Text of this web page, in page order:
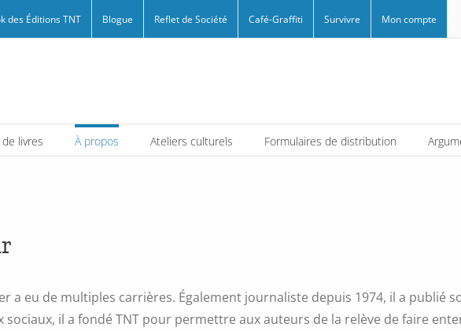
des Éditions TNT Blogue Reflet de Société Café-Graffiti Survivre Mon compte
livres À propos Ateliers culturels Formulaires de distribution
a eu de multiples carrières. Également journaliste depuis 1974, il a publié
sociaux, il a fondé TNT pour permettre aux auteurs de la relève de faire